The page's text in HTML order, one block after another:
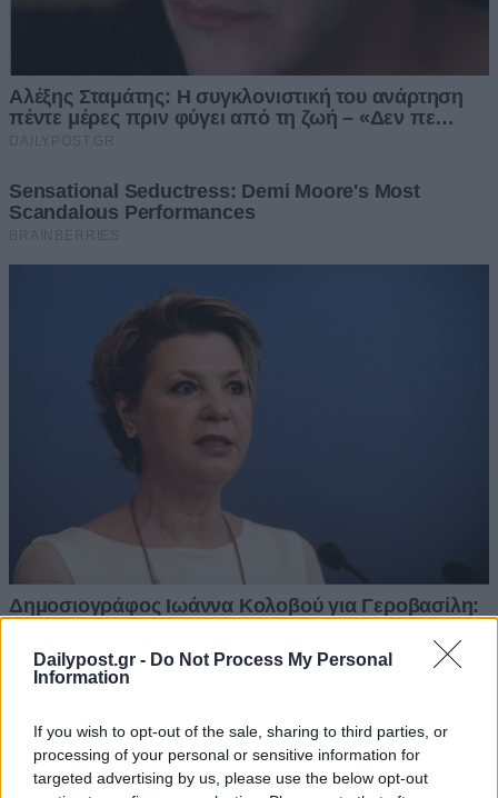
Dailypost.gr - Do Not Process My Personal
Information
If you wish to opt-out of the sale, sharing to third parties, or
processing of your personal or sensitive information for
targeted advertising by us, please use the below opt-out